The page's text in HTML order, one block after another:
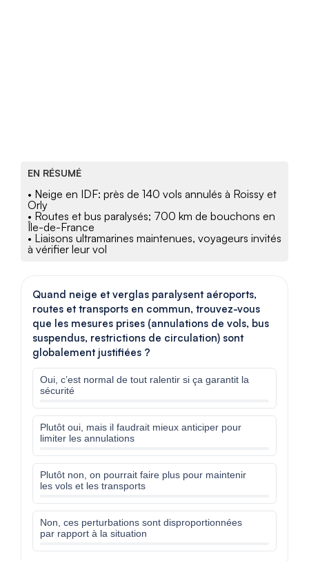
EN RÉSUMÉ
• Neige en IDF: près de 140 vols annulés à Roissy et
Orly
• Routes et bus paralysés; 700 km de bouchons en
Île-de-France
• Liaisons ultramarines maintenues, voyageurs invités
à vérifier leur vol
Quand neige et verglas paralysent aéroports,
routes et transports en commun, trouvez-vous
que les mesures prises (annulations de vols, bus
suspendus, restrictions de circulation) sont
globalement justifiées ?
Oui, c’est normal de tout ralentir si ça garantit la
sécurité
Plutôt oui, mais il faudrait mieux anticiper pour
limiter les annulations
Plutôt non, on pourrait faire plus pour maintenir
les vols et les transports
Non, ces perturbations sont disproportionnées
par rapport à la situation